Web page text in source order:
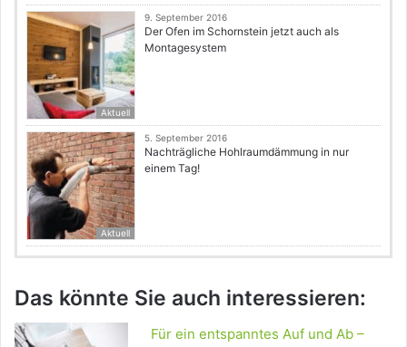
Aktuell
9. September 2016
Der Ofen im Schornstein jetzt auch als
Montagesystem
Aktuell
5. September 2016
Nachträgliche Hohlraumdämmung in nur
einem Tag!
Das könnte Sie auch interessieren:
Für ein entspanntes Auf und Ab –